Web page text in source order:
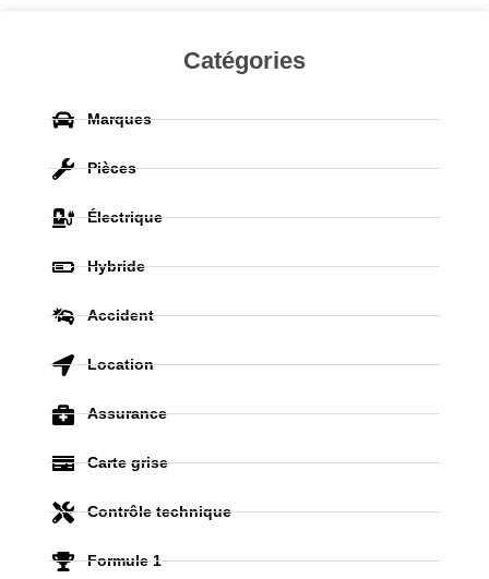
Catégories
Marques
Pièces
Électrique
Hybride
Accident
Location
Assurance
Carte grise
Contrôle technique
Formule 1